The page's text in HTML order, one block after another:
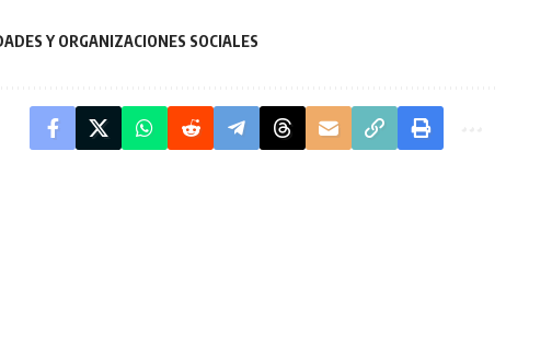
Y ORGANIZACIONES SOCIALES